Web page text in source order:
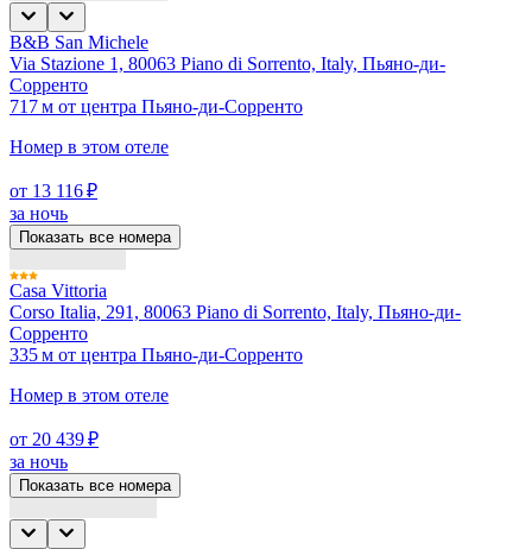
B&B San Michele
Via Stazione 1, 80063 Piano di Sorrento, Italy, Пьяно-ди-
Сорренто
717 м от центра Пьяно-ди-Сорренто
Номер в этом отеле
от 13 116 ₽
за ночь
Показать все номера
Casa Vittoria
Corso Italia, 291, 80063 Piano di Sorrento, Italy, Пьяно-ди-
Сорренто
335 м от центра Пьяно-ди-Сорренто
Номер в этом отеле
от 20 439 ₽
за ночь
Показать все номера